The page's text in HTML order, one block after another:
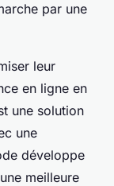
par une
leur
en ligne en
une solution
une
développe
meilleure